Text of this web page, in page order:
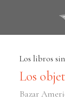
Los libros
Los
Bazar